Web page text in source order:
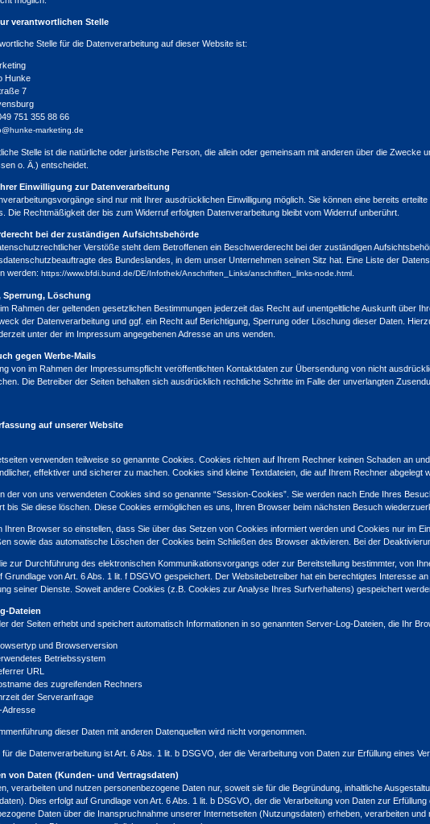
verantwortlichen Stelle
Stelle für die Datenverarbeitung auf dieser Website ist:
Hunke
7
751 355 88 66
marketing.de
Stelle ist die natürliche oder juristische Person, die allein oder gemeinsam mit anderen über die
o. Ä.) entscheidet.
Einwilligung zur Datenverarbeitung
sind nur mit Ihrer ausdrücklichen Einwilligung möglich. Sie können eine bereits
Die Rechtmäßigkeit der bis zum Widerruf erfolgten Datenverarbeitung bleibt vom Widerruf unberührt.
bei der zuständigen Aufsichtsbehörde
Verstöße steht dem Betroffenen ein Beschwerderecht bei der zuständigen
des Bundeslandes, in dem unser Unternehmen seinen Sitz hat. Eine Liste der
werden: https://www.bfdi.bund.de/DE/Infothek/Anschriften_Links/anschriften_links-node.html
Sperrung, Löschung
Rahmen der geltenden gesetzlichen Bestimmungen jederzeit das Recht auf unentgeltliche Auskunft über
der Datenverarbeitung und ggf. ein Recht auf Berichtigung, Sperrung oder Löschung dieser Daten.
unter der im Impressum angegebenen Adresse an uns wenden.
gegen Werbe-Mails
von im Rahmen der Impressumspflicht veröffentlichten Kontaktdaten zur Übersendung von nicht
Die Betreiber der Seiten behalten sich ausdrücklich rechtliche Schritte im Falle der unverlangten
auf unserer Website
verwenden teilweise so genannte Cookies. Cookies richten auf Ihrem Rechner keinen Schaden an
effektiver und sicherer zu machen. Cookies sind kleine Textdateien, die auf Ihrem Rechner abgelegt
der von uns verwendeten Cookies sind so genannte “Session-Cookies”. Sie werden nach Ende Ihres
bis Sie diese löschen. Diese Cookies ermöglichen es uns, Ihren Browser beim nächsten Besuch
Ihren Browser so einstellen, dass Sie über das Setzen von Cookies informiert werden und Cookies nur im
sowie das automatische Löschen der Cookies beim Schließen des Browser aktivieren. Bei der
zur Durchführung des elektronischen Kommunikationsvorgangs oder zur Bereitstellung bestimmter, von
Grundlage von Art. 6 Abs. 1 lit. f DSGVO gespeichert. Der Websitebetreiber hat ein berechtigtes Interesse
seiner Dienste. Soweit andere Cookies (z.B. Cookies zur Analyse Ihres Surfverhaltens) gespeichert
Dateien
der Seiten erhebt und speichert automatisch Informationen in so genannten Server-Log-Dateien, die Ihr
und Browserversion
Betriebssystem
URL
des zugreifenden Rechners
der Serveranfrage
Adresse
dieser Daten mit anderen Datenquellen wird nicht vorgenommen.
die Datenverarbeitung ist Art. 6 Abs. 1 lit. b DSGVO, der die Verarbeitung von Daten zur Erfüllung eines
von Daten (Kunden- und Vertragsdaten)
verarbeiten und nutzen personenbezogene Daten nur, soweit sie für die Begründung, inhaltliche
Dies erfolgt auf Grundlage von Art. 6 Abs. 1 lit. b DSGVO, der die Verarbeitung von Daten zur
Daten über die Inanspruchnahme unserer Internetseiten (Nutzungsdaten) erheben, verarbeiten